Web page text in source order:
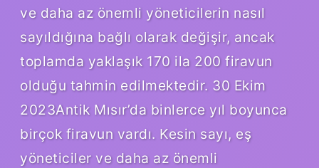
ve daha az önemli yöneticilerin nasıl
sayıldığına bağlı olarak değişir, ancak
toplamda yaklaşık 170 ila 200 firavun
olduğu tahmin edilmektedir. 30 Ekim
2023Antik Mısır’da binlerce yıl boyunca
birçok firavun vardı. Kesin sayı, eş
yöneticiler ve daha az önemli